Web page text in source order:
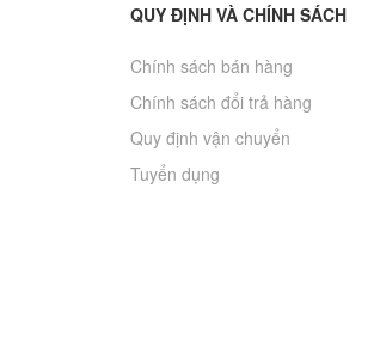
QUY ĐỊNH VÀ CHÍNH SÁCH
Chính sách bán hàng
Chính sách đổi trả hàng
Quy định vận chuyển
Tuyển dụng